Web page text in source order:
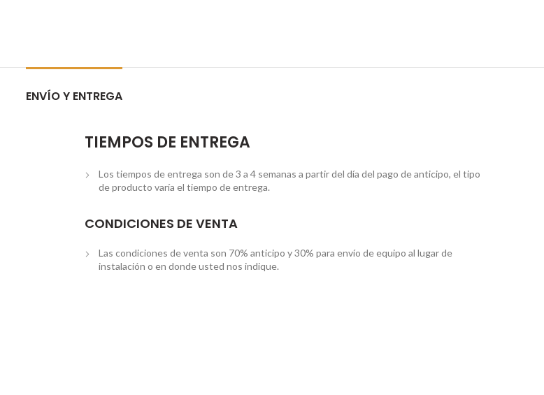
ENVÍO Y ENTREGA
TIEMPOS DE ENTREGA
Los tiempos de entrega son de 3 a 4 semanas a partir del día del pago de anticipo, el tipo
de producto varía el tiempo de entrega.
CONDICIONES DE VENTA
Las condiciones de venta son 70% anticipo y 30% para envío de equipo al lugar de
instalación o en donde usted nos indique.